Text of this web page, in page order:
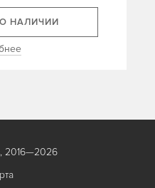
НАЛИЧИИ
2016—2026